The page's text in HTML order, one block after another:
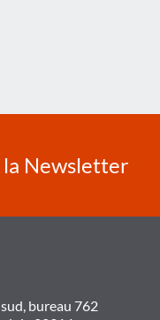
la Newsletter
bureau 762